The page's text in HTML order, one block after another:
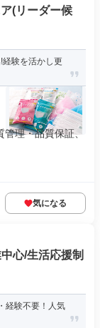
(リーダー候
験を活かし更
理・品質保証、
気になる
心/生活応援制
経験不要！人気